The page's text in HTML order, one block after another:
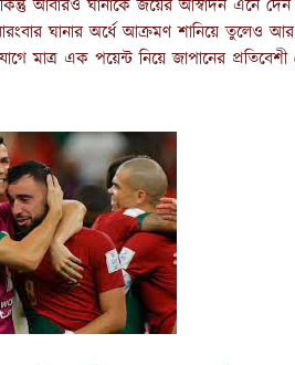
কিন্তু আবারও ঘানাকে জয়ের আস্বাদন এনে
ঘানার অর্ধে আক্রমণ শানিয়ে তুলেও
মাত্র এক পয়েন্ট নিয়ে জাপানের প্রতিবেশী